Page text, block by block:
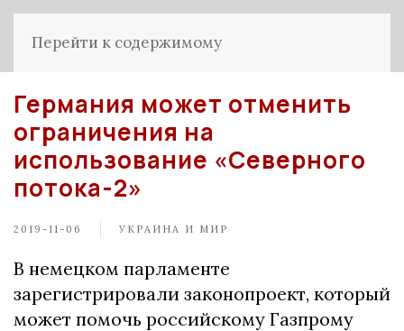
Перейти к содержимому
Германия может отменить
ограничения на
использование «Северного
потока-2»
2019-11-06 УКРАИНА И МИР
В немецком парламенте
зарегистрировали законопроект, который
может помочь российскому Газпрому